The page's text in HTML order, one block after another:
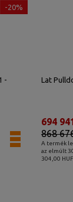
-20%
-
Lat
A termék
az elmúlt
304,00 HUF
868
694